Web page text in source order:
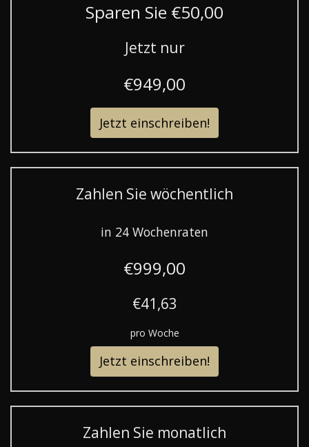
Sparen Sie €50,00
Jetzt nur
€949,00
Jetzt einschreiben!
Zahlen Sie wöchentlich
in 24 Wochenraten
€999,00
€41,63
pro Woche
Jetzt einschreiben!
Zahlen Sie monatlich